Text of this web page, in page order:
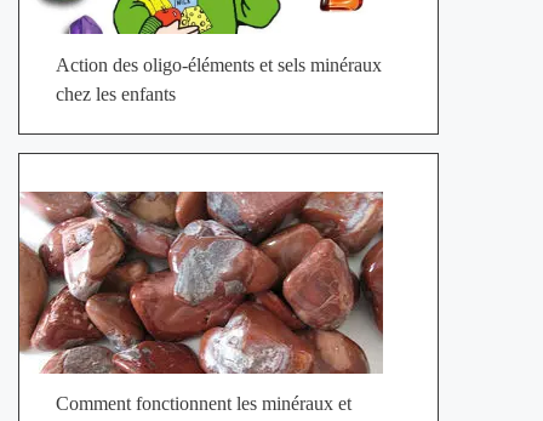
Action des oligo-éléments et sels minéraux
chez les enfants
Comment fonctionnent les minéraux et